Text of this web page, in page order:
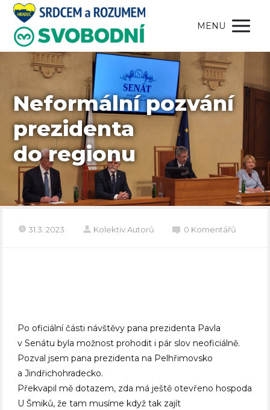
MENU
Neformální pozvání
prezidenta
do regionu
31.3. 2023 Kolektiv Autorů 0 Komentářů
Po oficiální části návštěvy pana prezidenta Pavla
v Senátu byla možnost prohodit i pár slov neoficiálně.
Pozval jsem pana prezidenta na Pelhřimovsko
a Jindřichohradecko.
Překvapil mě dotazem, zda má ještě otevřeno hospoda
U Šmiků, že tam musíme když tak zajít